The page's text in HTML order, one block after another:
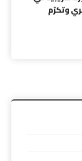
وتكرّم